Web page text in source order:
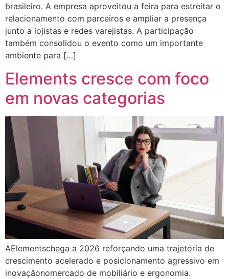
brasileiro. A empresa aproveitou a feira para estreitar o
relacionamento com parceiros e ampliar a presença
junto a lojistas e redes varejistas. A participação
também consolidou o evento como um importante
ambiente para […]
Elements cresce com foco
em novas categorias
AElementschega a 2026 reforçando uma trajetória de
crescimento acelerado e posicionamento agressivo em
inovaçãonomercado de mobiliário e ergonomia.